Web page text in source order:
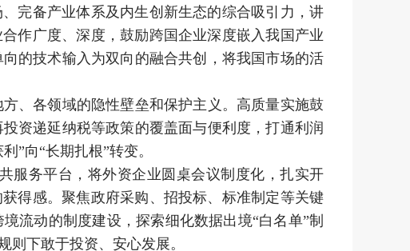
完备产业体系及内生创新生态的综合吸引力，讲
作广度、深度，鼓励跨国企业深度嵌入我国产业
的技术输入为双向的融合共创，将我国市场的活
、各领域的隐性壁垒和保护主义。高质量实施鼓
资递延纳税等政策的覆盖面与便利度，打通利润
”向“长期扎根”转变。
务平台，将外资企业圆桌会议制度化，扎实开
得感。聚焦政府采购、招投标、标准制定等关键
流动的制度建设，探索细化数据出境“白名单”制
下敢于投资、安心发展。